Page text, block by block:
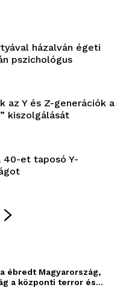
házalván égeti
pszichológus
az Y és Z-generációk a
kiszolgálását
40-et taposó Y-
ébredt Magyarország,
a központi terror és...